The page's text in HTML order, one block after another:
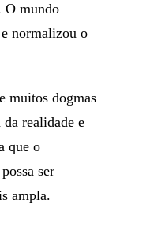
O mundo
normalizou o
muitos dogmas
realidade e
que o
ser
ampla.